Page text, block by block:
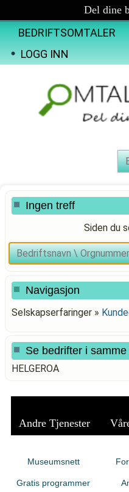
Del dine
BEDRIFTSOMTALER
LOGG INN
Ingen treff
Siden du
Navigasjon
Selskapserfaringer »
Se bedrifter i
HELGEROA
Andre Tjenester
Museumsnett
Gratis programmer